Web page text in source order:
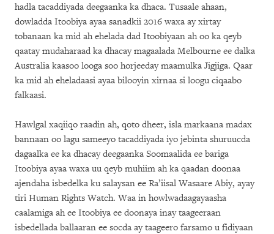
hadla tacaddiyada deegaanka ka dhaca. Tusaale ahaan,
dowladda Itoobiya ayaa sanadkii 2016 waxa ay xirtay
tobanaan ka mid ah ehelada dad Itoobiyaan ah oo ka qeyb
qaatay mudaharaad ka dhacay magaalada Melbourne ee dalka
Australia kaasoo looga soo horjeeday maamulka Jigjiga. Qaar
ka mid ah eheladaasi ayaa bilooyin xirnaa si loogu ciqaabo
falkaasi.
Hawlgal xaqiiqo raadin ah, qoto dheer, isla markaana madax
bannaan oo lagu sameeyo tacaddiyada iyo jebinta shuruucda
dagaalka ee ka dhacay deegaanka Soomaalida ee bariga
Itoobiya ayaa waxa uu qeyb muhiim ah ka qaadan doonaa
ajendaha isbedelka ku salaysan ee Ra’iisal Wasaare Abiy, ayay
tiri Human Rights Watch. Waa in howlwadaagayaasha
caalamiga ah ee Itoobiya ee doonaya inay taageeraan
isbedellada ballaaran ee socda ay taageero farsamo u fidiyaan